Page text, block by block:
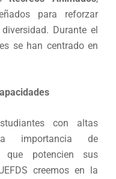
para reforzar
Durante el
se han centrado en
con altas
importancia de
que potencien sus
creemos en la